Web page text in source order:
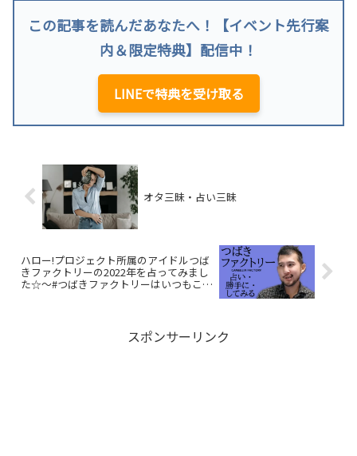
この記事を読んだあなたへ！【イベント先行案
内＆限定特典】配信中！
LINEで特典を受け取る
オタ三昧・占い三昧
ハロー!プロジェクト所属のアイドルつば
きファクトリーの2022年を占ってみまし
た☆～#つばきファクトリーはいつもこう
スポンサーリンク